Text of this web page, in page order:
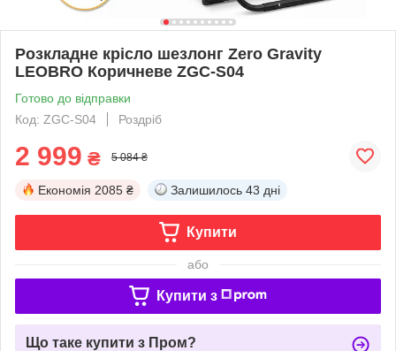
Розкладне крісло шезлонг Zero Gravity
LEOBRO Коричневе ZGC-S04
Готово до відправки
Код: ZGC-S04
Роздріб
2 999 ₴ 5 084 ₴
Економія 2085 ₴ Залишилось 43 дні
Купити
або
Купити з
Що таке купити з Пром?